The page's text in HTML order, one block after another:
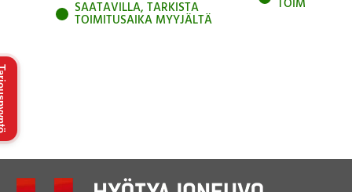
SAATAVILLA, TARKISTA
TOIMITUSAIKA MYYJÄLTÄ